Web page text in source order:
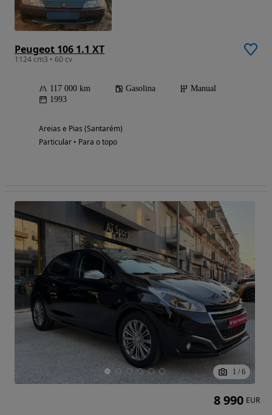
Peugeot 106 1.1 XT
1124 cm3 • 60 cv
117 000 km Gasolina
Manual
1993
Areias e Pias (Santarém)
Particular • Para o topo
1 / 6
8 990 EUR